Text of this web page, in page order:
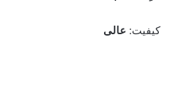
کیفیت: عالی